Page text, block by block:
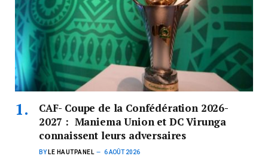
CAF- Coupe de la Confédération 2026-
2027 : Maniema Union et DC Virunga
connaissent leurs adversaires
BY LE HAUTPANEL 6 AOÛT 2026